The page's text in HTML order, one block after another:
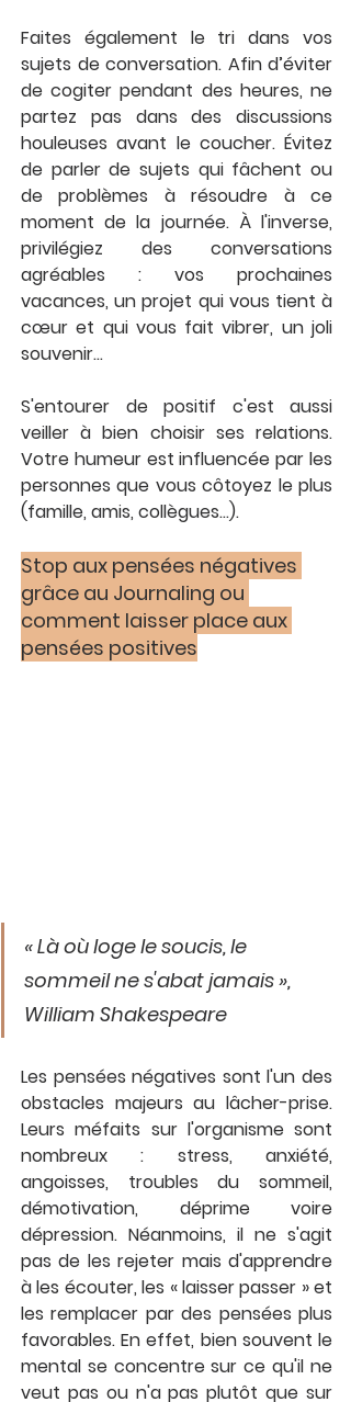
Faites également le tri dans vos
sujets de conversation. Afin d’éviter
de cogiter pendant des heures, ne
partez pas dans des discussions
houleuses avant le coucher. Évitez
de parler de sujets qui fâchent ou
de problèmes à résoudre à ce
moment de la journée. À l'inverse,
privilégiez des conversations
agréables : vos prochaines
vacances, un projet qui vous tient à
cœur et qui vous fait vibrer, un joli
souvenir...
S'entourer de positif c'est aussi
veiller à bien choisir ses relations.
Votre humeur est influencée par les
personnes que vous côtoyez le plus
(famille, amis, collègues...).
Stop aux pensées négatives
grâce au Journaling ou
comment laisser place aux
pensées positives
« Là où loge le soucis, le
sommeil ne s'abat jamais »,
William Shakespeare
Les pensées négatives sont l'un des
obstacles majeurs au lâcher-prise.
Leurs méfaits sur l'organisme sont
nombreux : stress, anxiété,
angoisses, troubles du sommeil,
démotivation, déprime voire
dépression. Néanmoins, il ne s'agit
pas de les rejeter mais d'apprendre
à les écouter, les « laisser passer » et
les remplacer par des pensées plus
favorables. En effet, bien souvent le
mental se concentre sur ce qu'il ne
veut pas ou n'a pas plutôt que sur